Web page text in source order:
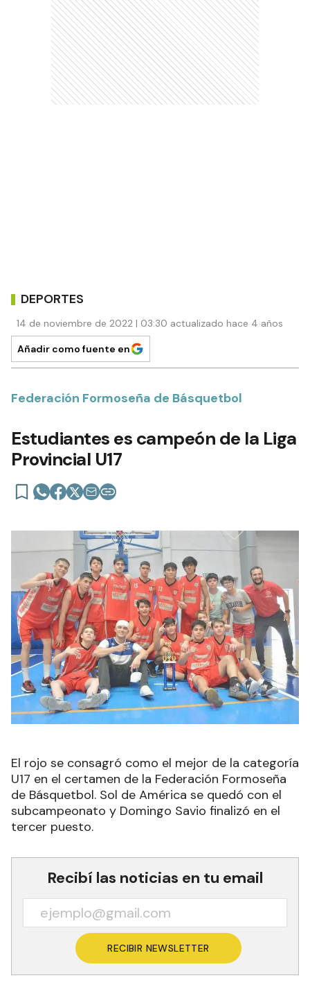
DEPORTES
14 de noviembre de 2022 | 03:30 actualizado hace 4 años
Añadir como fuente en
Federación Formoseña de Básquetbol
Estudiantes es campeón de la Liga
Provincial U17
El rojo se consagró como el mejor de la categoría
U17 en el certamen de la Federación Formoseña
de Básquetbol. Sol de América se quedó con el
subcampeonato y Domingo Savio finalizó en el
tercer puesto.
Recibí las noticias en tu email
RECIBIR NEWSLETTER